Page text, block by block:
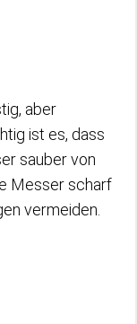
aber
ist es, dass
sauber von
Messer scharf
vermeiden.